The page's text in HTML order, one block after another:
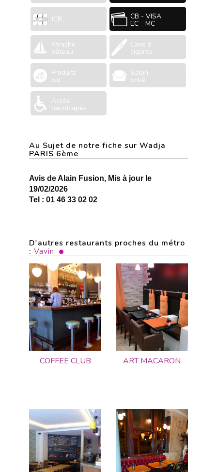
JCB CB - VISA
EC - MC
Péniche
bâteau
Cave à
cigares
Produits
bio
Salon
privé
Accès
handicapés
Au Sujet de notre fiche sur Wadja
PARIS 6ème
Avis de Alain Fusion, Mis à jour le
19/02/2026
Tel : 01 46 33 02 02
D'autres restaurants proches du métro
: Vavin
COFFEE CLUB ART MACARON